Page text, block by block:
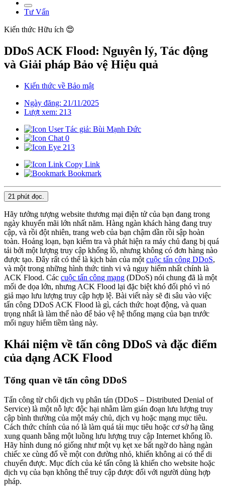
Tư Vấn
Kiến thức Hữu ích 😍
DDoS ACK Flood: Nguyên lý, Tác động
và Giải pháp Bảo vệ Hiệu quả
Kiến thức về Bảo mật
Ngày đăng: 21/11/2025
Lượt xem: 213
Tác giả: Bùi Mạnh Đức
0
213
Copy Link
Bookmark
21 phút đọc.
Hãy tưởng tượng website thương mại điện tử của bạn đang trong
ngày khuyến mãi lớn nhất năm. Hàng ngàn khách hàng đang truy
cập, và rồi đột nhiên, trang web của bạn chậm dần rồi sập hoàn
toàn. Hoảng loạn, bạn kiểm tra và phát hiện ra máy chủ đang bị quá
tải bởi một lượng truy cập khổng lồ, nhưng không có đơn hàng nào
được tạo. Đây rất có thể là kịch bản của một cuộc tấn công DDoS,
và một trong những hình thức tinh vi và nguy hiểm nhất chính là
ACK Flood. Các cuộc tấn công mạng (DDoS) nói chung đã là một
mối đe dọa lớn, nhưng ACK Flood lại đặc biệt khó đối phó vì nó
giả mạo lưu lượng truy cập hợp lệ. Bài viết này sẽ đi sâu vào việc
tấn công DDoS ACK Flood là gì, cách thức hoạt động, và quan
trọng nhất là làm thế nào để bảo vệ hệ thống mạng của bạn trước
mối nguy hiểm tiềm tàng này.
Khái niệm về tấn công DDoS và đặc điểm
của dạng ACK Flood
Tổng quan về tấn công DDoS
Tấn công từ chối dịch vụ phân tán (DDoS – Distributed Denial of
Service) là một nỗ lực độc hại nhằm làm gián đoạn lưu lượng truy
cập bình thường của một máy chủ, dịch vụ hoặc mạng mục tiêu.
Cách thức chính của nó là làm quá tải mục tiêu hoặc cơ sở hạ tầng
xung quanh bằng một luồng lưu lượng truy cập Internet khổng lồ.
Hãy hình dung nó giống như một vụ kẹt xe bất ngờ do hàng ngàn
chiếc xe cùng đổ về một con đường nhỏ, khiến không ai có thể di
chuyển được. Mục đích của kẻ tấn công là khiến cho website hoặc
dịch vụ của bạn không thể truy cập được đối với người dùng hợp
pháp.